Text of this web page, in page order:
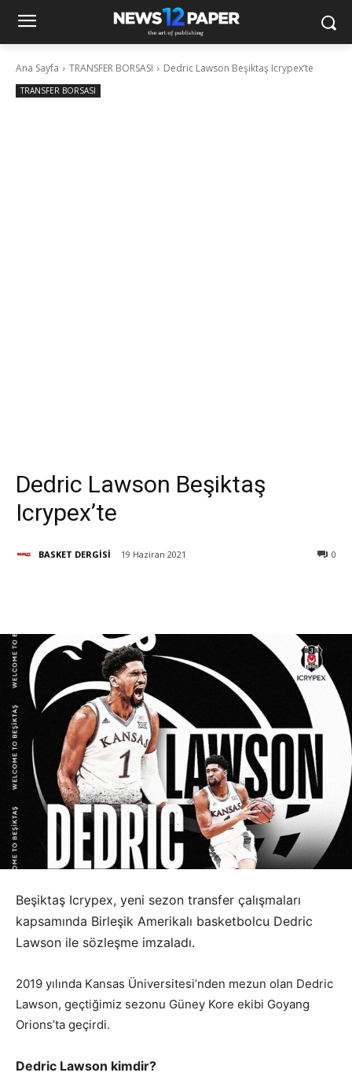
Ana Sayfa TRANSFER BORSASI Dedric Lawson Beşiktaş Icrypex’te
TRANSFER BORSASI
Dedric Lawson Beşiktaş
Icrypex’te
BASKET DERGİSİ 19 Haziran 2021 0
Beşiktaş Icrypex, yeni sezon transfer çalışmaları
kapsamında Birleşik Amerikalı basketbolcu Dedric
Lawson ile sözleşme imzaladı.
2019 yılında Kansas Üniversitesi’nden mezun olan Dedric
Lawson, geçtiğimiz sezonu Güney Kore ekibi Goyang
Orions’ta geçirdi.
Dedric Lawson kimdir?